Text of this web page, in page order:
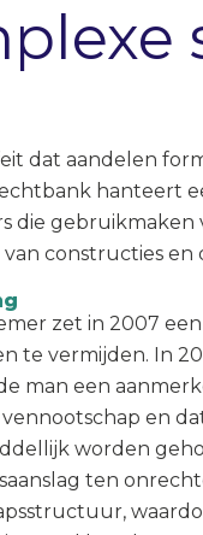
dat aandelen
hanteert
die gebruikmaken
constructies
zet in 2007
te vermijden. In
man een
en
worden
ten